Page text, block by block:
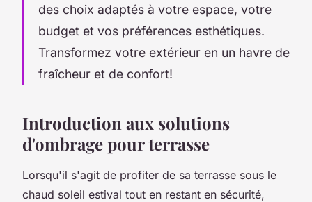
des choix adaptés à votre espace, votre
budget et vos préférences esthétiques.
Transformez votre extérieur en un havre de
fraîcheur et de confort!
Introduction aux solutions
d'ombrage pour terrasse
Lorsqu'il s'agit de profiter de sa terrasse sous le
chaud soleil estival tout en restant en sécurité,